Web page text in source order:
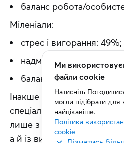
баланс робота/
Міленіали:
стрес і вигорання: 49%;
надмірна
баланс: 46%.
Інакше кажучи, для
спеціалістів керівна
лише з вищою зарплатою
а й із високим рівнем